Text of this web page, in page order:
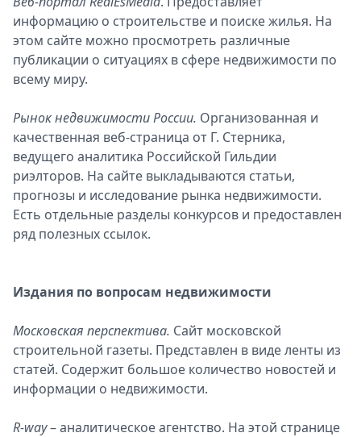
информацию о строительстве и поиске жилья. На
этом сайте можно просмотреть различные
публикации о ситуациях в сфере недвижимости по
всему миру.
Рынок недвижимости России. Организованная и
качественная веб-страница от Г. Стерника,
ведущего аналитика Российской Гильдии
риэлторов. На сайте выкладываются статьи,
прогнозы и исследование рынка недвижимости.
Есть отдельные разделы конкурсов и предоставлен
ряд полезных ссылок.
Издания по вопросам недвижимости
Московская перспектива. Сайт московской
строительной газеты. Представлен в виде ленты из
статей. Содержит большое количество новостей и
информации о недвижимости.
R-way– аналитическое агентство. На этой странице